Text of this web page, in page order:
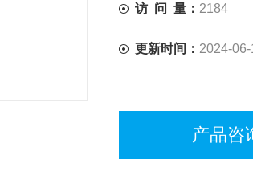
访 问 量： 2184
更新时间： 2024-06-
产品咨